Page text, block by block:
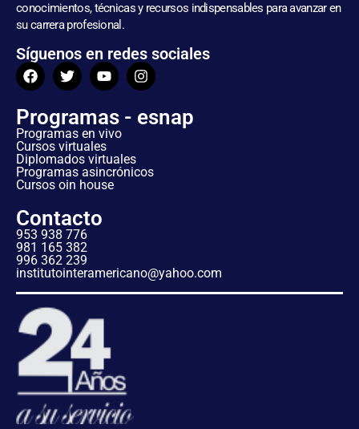
conocimientos, técnicas y recursos indispensables para avanzar en
su carrera profesional.
Síguenos en redes sociales
Programas - esnap
Programas en vivo
Cursos virtuales
Diplomados virtuales
Programas asincrónicos
Cursos oin house
Contacto
953 938 776
981 165 382
996 362 239
institutointeramericano@yahoo.com